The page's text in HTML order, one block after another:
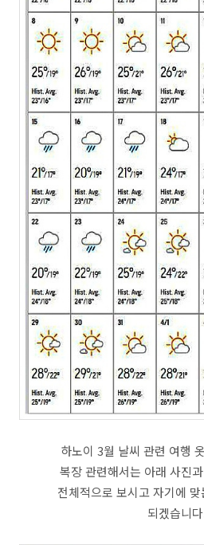
하노이 3월 날씨 관련 여행
복장 관련해서는 아래 사진
전체적으로 보시고 자기에
되겠습니